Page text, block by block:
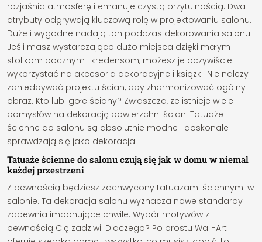
rozjaśnia atmosferę i emanuje czystą przytulnością. Dwa
atrybuty odgrywają kluczową rolę w projektowaniu salonu.
Duże i wygodne nadają ton podczas dekorowania salonu.
Jeśli masz wystarczająco dużo miejsca dzięki małym
stolikom bocznym i kredensom, możesz je oczywiście
wykorzystać na akcesoria dekoracyjne i książki. Nie należy
zaniedbywać projektu ścian, aby zharmonizować ogólny
obraz. Kto lubi gołe ściany? Zwłaszcza, że istnieje wiele
pomysłów na dekorację powierzchni ścian. Tatuaże
ścienne do salonu są absolutnie modne i doskonale
sprawdzają się jako dekoracja.
Tatuaże ścienne do salonu czują się jak w domu w niemal
każdej przestrzeni
Z pewnością będziesz zachwycony tatuażami ściennymi w
salonie. Ta dekoracja salonu wyznacza nowe standardy i
zapewnia imponujące chwile. Wybór motywów z
pewnością Cię zadziwi. Dlaczego? Po prostu Wall-Art